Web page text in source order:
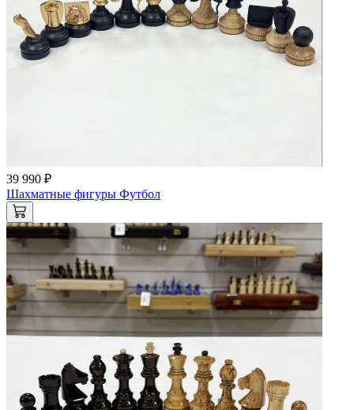
39 990 ₽
Шахматные фигуры Футбол